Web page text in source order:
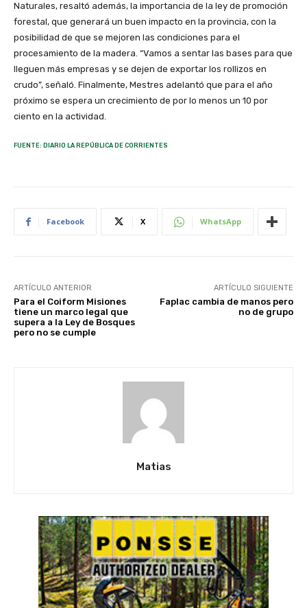
Naturales, resaltó además, la importancia de la ley de promoción
forestal, que generará un buen impacto en la provincia, con la
posibilidad de que se mejoren las condiciones para el
procesamiento de la madera. “Vamos a sentar las bases para que
lleguen más empresas y se dejen de exportar los rollizos en
crudo”, señaló. Finalmente, Mestres adelantó que para el año
próximo se espera un crecimiento de por lo menos un 10 por
ciento en la actividad.
FUENTE: DIARIO LA REPÚBLICA DE CORRIENTES
Facebook X WhatsApp
ARTÍCULO ANTERIOR
Para el Coiform Misiones
tiene un marco legal que
supera a la Ley de Bosques
pero no se cumple
ARTÍCULO SIGUIENTE
Faplac cambia de manos pero
no de grupo
Matias